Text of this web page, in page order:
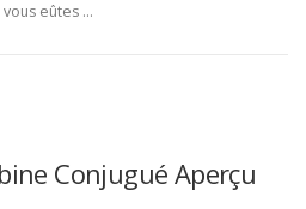
eûtes …
Conjugué Aperçu